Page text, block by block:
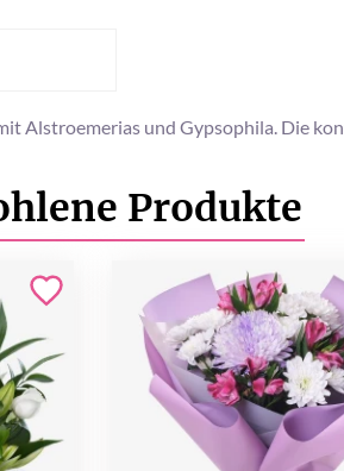
Alstroemerias und Gypsophila. Die
Produkte